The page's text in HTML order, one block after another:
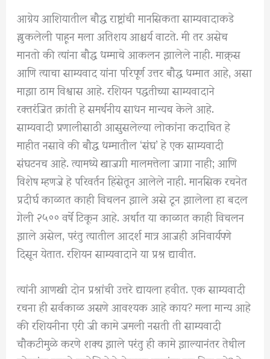
आग्नेय आशियातील बौद्ध राष्ट्रांची मानसिकता साम्यवादाकडे
झुकलेली पाहून मला अतिशय आश्चर्य वाटते. मी तर असेच
मानतो की त्यांना बौद्ध धम्माचे आकलन झालेले नाही. माक्र्स
आणि त्याचा साम्यवाद यांना परिपूर्ण उत्तर बौद्ध धम्मात आहे, असा
माझा ठाम विश्वास आहे. रशियन पद्धतीच्या साम्यवादाने
रक्तरंजित क्रांती हे समर्थनीय साधन मान्यच केले आहे.
साम्यवादी प्रणालीसाठी आसुसलेल्या लोकांना कदाचित हे
माहीत नसावे की बौद्ध धम्मातील ‘संघ’ हे एक साम्यवादी
संघटनच आहे. त्यामध्ये खाजगी मालमत्तेला जागा नाही; आणि
विशेष म्हणजे हे परिवर्तन हिंसेतून आलेले नाही. मानसिक रचनेत
प्रदीर्घ काळात काही विचलन झाले असे टून झालेला हा बदल
गेली २५०० वर्षे टिकून आहे. अर्थात या काळात काही विचलन
झाले असेल, परंतु त्यातील आदर्श मात्र आजही अनिवार्यपणे
दिसून येतात. रशियन साम्यवादाने या प्रश्न द्यावीत.
त्यांनी आणखी दोन प्रश्नांची उत्तरे द्यायला हवीत. एक साम्यवादी
रचना ही सर्वकाळ असणे आवश्यक आहे काय? मला मान्य आहे
की रशियनीना एरी जी कामे जमली नसती ती साम्यवादी
चौकटीमुळे करणे शक्य झाले परंतु ही कामे झाल्यानंतर तेथील